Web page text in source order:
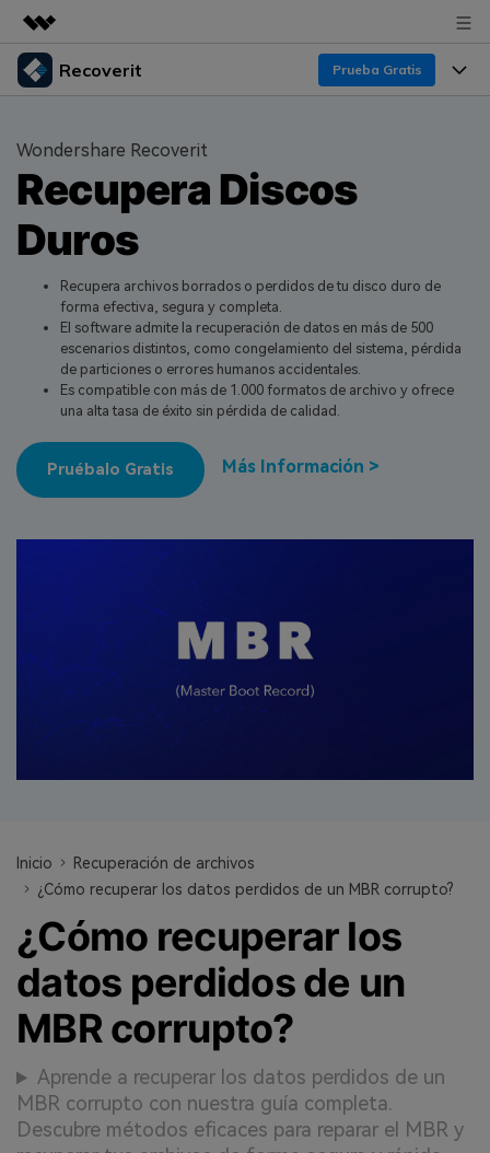
Productos destacados
Utilidades
Soluciones
Quiénes somos
Sala de prensa
Tienda
Soporte
Recoverit Prueba Gratis
Recoverit para Windows
Líder en recuperación para Windows
Pruébalo Gratis
Recoverit para Mac
Recupera datos ilimitados del sistema Mac
Pruébalo Gratis
Recoverit Gratis
Recupera datos perdidos/eliminados gratis
Pruébalo Gratis
Funciones
Recuperar de Unidades
Recuperar Medios Borrados
Soluciones de Recuperación Exclusivas Nuevo
Recuperar Documentos
VER TODAS LAS FUNCIONES
Recursos
Por qué Recoverit
Experto en Recuperación de Datos
Historias de Clientes
Temas Destacados
DESCARGAR Sign In
search
Wondershare Recoverit
Recupera Discos
Duros
Recupera archivos borrados o perdidos de tu disco duro de
forma efectiva, segura y completa.
El software admite la recuperación de datos en más de 500
escenarios distintos, como congelamiento del sistema, pérdida
de particiones o errores humanos accidentales.
Es compatible con más de 1.000 formatos de archivo y ofrece
una alta tasa de éxito sin pérdida de calidad.
Pruébalo Gratis Más Información >
Inicio
Recuperación de archivos
¿Cómo recuperar los datos perdidos de un MBR corrupto?
¿Cómo recuperar los
datos perdidos de un
MBR corrupto?
Aprende a recuperar los datos perdidos de un
MBR corrupto con nuestra guía completa.
Descubre métodos eficaces para reparar el MBR y